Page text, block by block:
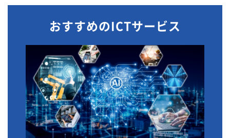
おすすめのICTサービス